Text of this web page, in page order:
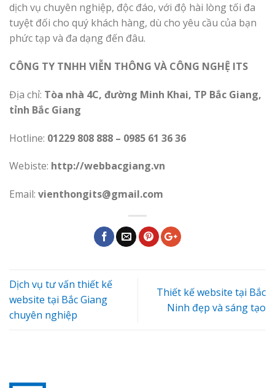
dịch vụ chuyên nghiệp, độc đáo, với độ hài lòng tối đa
tuyệt đối cho quý khách hàng, dù cho yêu cầu của bạn
phức tạp và đa dạng đến đâu.
CÔNG TY TNHH VIỄN THÔNG VÀ CÔNG NGHỆ ITS
Địa chỉ: Tòa nhà 4C, đường Minh Khai, TP Bắc Giang,
tỉnh Bắc Giang
Hotline: 01229 808 888 – 0985 61 36 36
Webiste: http://webbacgiang.vn
Email: vienthongits@gmail.com
Dịch vụ tư vấn thiết kế
website tại Bắc Giang
chuyên nghiệp
Thiết kế website tại Bắc
Ninh đẹp và sáng tạo